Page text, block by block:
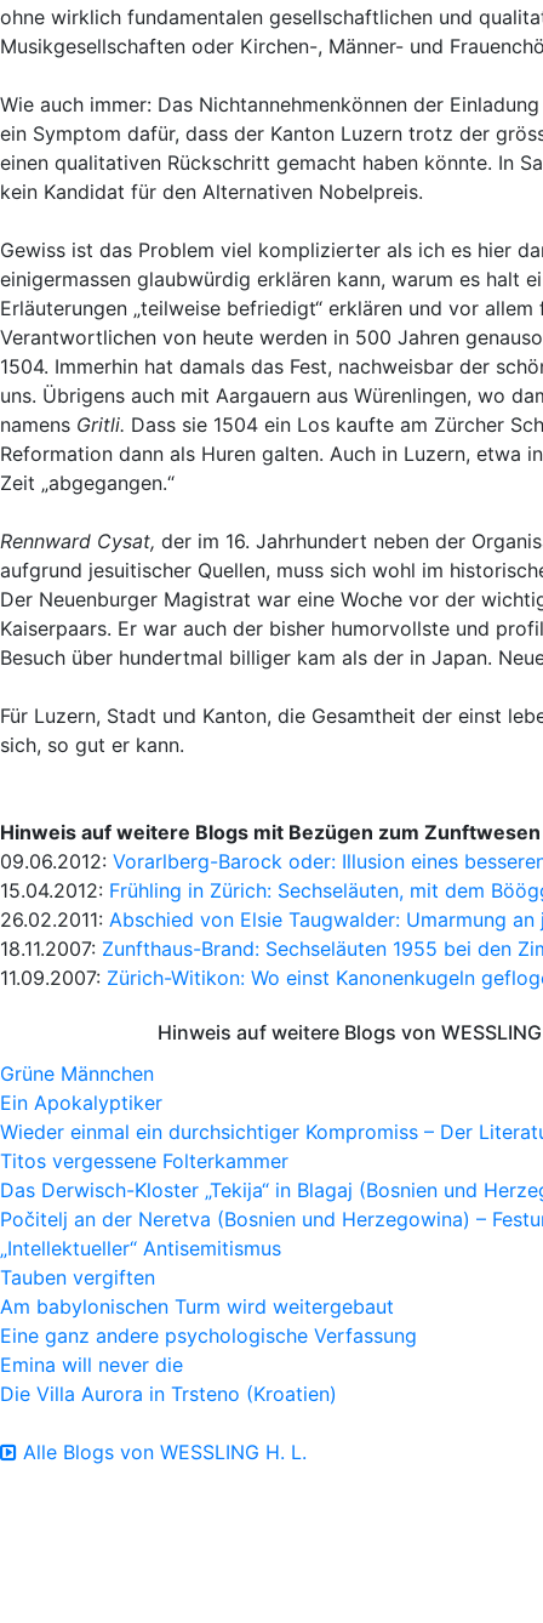
ohne wirklich fundamentalen gesellschaftlichen und
Musikgesellschaften oder Kirchen-, Männer- und
Wie auch immer: Das Nichtannehmenkönnen der
ein Symptom dafür, dass der Kanton Luzern trotz der
einen qualitativen Rückschritt gemacht haben könnte. In
kein Kandidat für den Alternativen Nobelpreis.
Gewiss ist das Problem viel komplizierter als ich es hier
einigermassen glaubwürdig erklären kann, warum es halt
Erläuterungen „teilweise befriedigt“ erklären und vor
Verantwortlichen von heute werden in 500 Jahren
1504. Immerhin hat damals das Fest, nachweisbar der
uns. Übrigens auch mit Aargauern aus Würenlingen, wo
namens Gritli. Dass sie 1504 ein Los kaufte am Zürcher
Reformation dann als Huren galten. Auch in Luzern, etwa
Zeit „abgegangen.“
Rennward Cysat, der im 16. Jahrhundert neben der
aufgrund jesuitischer Quellen, muss sich wohl im
Der Neuenburger Magistrat war eine Woche vor der
Kaiserpaars. Er war auch der bisher humorvollste und
Besuch über hundertmal billiger kam als der in Japan.
Für Luzern, Stadt und Kanton, die Gesamtheit der einst
sich, so gut er kann.
Hinweis auf weitere Blogs mit Bezügen zum Zunftwesen
09.06.2012: Vorarlberg-Barock oder: Illusion eines
15.04.2012: Frühling in Zürich: Sechseläuten, mit dem
26.02.2011: Abschied von Elsie Taugwalder: Umarmung
18.11.2007: Zunfthaus-Brand: Sechseläuten 1955 bei den
11.09.2007: Zürich-Witikon: Wo einst Kanonenkugeln
Hinweis auf weitere Blogs von
Grüne Männchen
Ein Apokalyptiker
Wieder einmal ein durchsichtiger Kompromiss – Der
Titos vergessene Folterkammer
Das Derwisch-Kloster „Tekija“ in Blagaj (Bosnien und
Počitelj an der Neretva (Bosnien und Herzegowina) –
„Intellektueller“ Antisemitismus
Tauben vergiften
Am babylonischen Turm wird weitergebaut
Eine ganz andere psychologische Verfassung
Emina will never die
Die Villa Aurora in Trsteno (Kroatien)
Alle Blogs von WESSLING H. L.